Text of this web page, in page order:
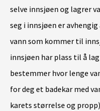
selve innsjøen og lagrer
seg i innsjøen er
vann som kommer til
innsjøen har plass til å
bestemmer hvor lenge
for deg et badekar med
karets størrelse og